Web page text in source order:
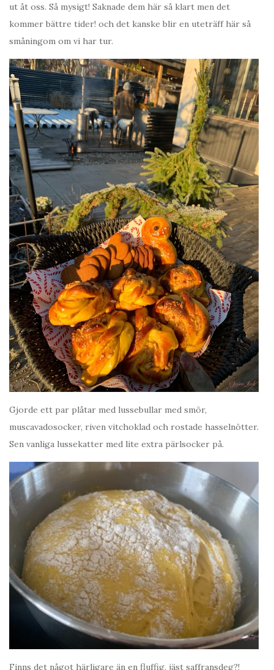
ut åt oss. Så mysigt! Saknade dem här så klart men det
kommer bättre tider! och det kanske blir en uteträff här så
småningom om vi har tur.
Gjorde ett par plåtar med lussebullar med smör,
muscavadosocker, riven vitchoklad och rostade hasselnötter.
Sen vanliga lussekatter med lite extra pärlsocker på.
Finns det något härligare än en fluffig, jäst saffransdeg?!